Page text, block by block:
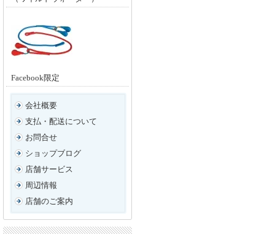
Facebook限定
会社概要
支払・配送について
お問合せ
ショップブログ
店舗サービス
周辺情報
店舗のご案内